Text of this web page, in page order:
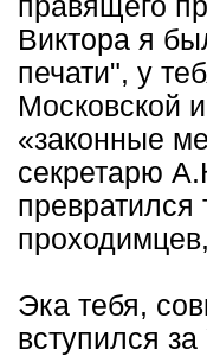
правящего
Виктора я
печати", у
Московской
«законные
секретарю
превратился
Эка тебя,
вступился